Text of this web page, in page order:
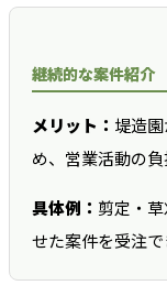
継続的な案件紹介
メリット： 堤造
め、営業活動の
具体例： 剪定・
せた案件を受注